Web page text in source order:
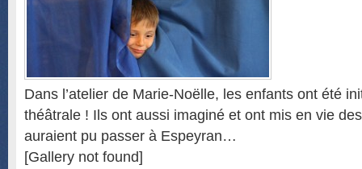
Dans l’atelier de Marie-Noëlle, les enfants ont été
théâtrale ! Ils ont aussi imaginé et ont mis en vie
auraient pu passer à Espeyran…
[Gallery not found]